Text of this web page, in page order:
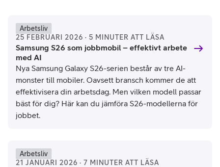
Arbetsliv
25 FEBRUARI 2026 · 5 MINUTER ATT LÄSA
Samsung S26 som jobbmobil – effektivt arbete
med AI
Nya Samsung Galaxy S26-serien består av tre AI-
monster till mobiler. Oavsett bransch kommer de att
effektivisera din arbetsdag. Men vilken modell passar
bäst för dig? Här kan du jämföra S26-modellerna för
jobbet.
Arbetsliv
21 JANUARI 2026 · 7 MINUTER ATT LÄSA